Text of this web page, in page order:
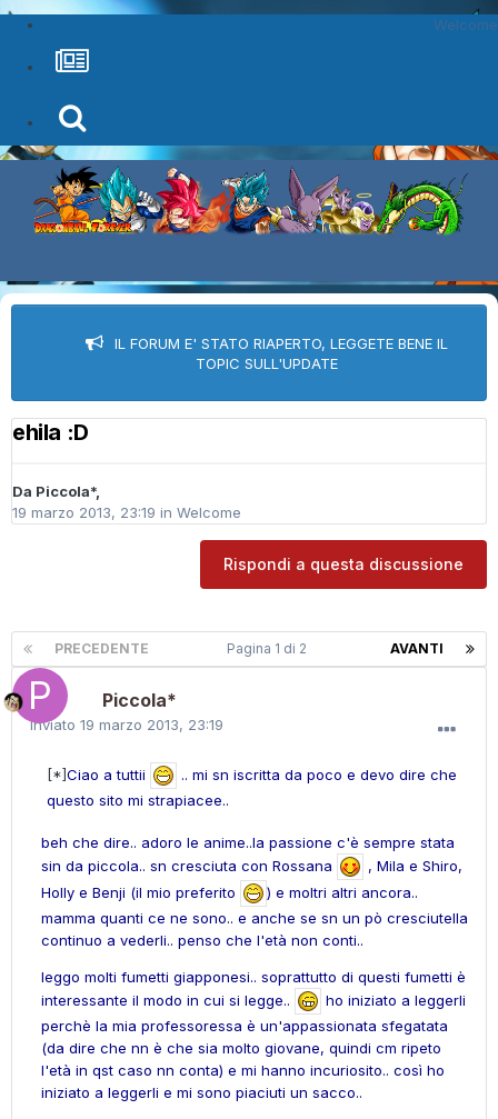
Welcome
IL FORUM E' STATO RIAPERTO, LEGGETE BENE IL
TOPIC SULL'UPDATE
ehila :D
Da Piccola*,
19 marzo 2013, 23:19 in Welcome
Rispondi a questa discussione
PRECEDENTE AVANTI
Pagina 1 di 2
Piccola*
Inviato 19 marzo 2013, 23:19
[*]Ciao a tuttii
.. mi sn iscritta da poco e devo dire che
questo sito mi strapiacee..
beh che dire.. adoro le anime..la passione c'è sempre stata
sin da piccola.. sn cresciuta con Rossana
, Mila e Shiro,
Holly e Benji (il mio preferito
) e moltri altri ancora..
mamma quanti ce ne sono.. e anche se sn un pò cresciutella
continuo a vederli.. penso che l'età non conti..
leggo molti fumetti giapponesi.. soprattutto di questi fumetti è
interessante il modo in cui si legge..
ho iniziato a leggerli
perchè la mia professoressa è un'appassionata sfegatata
(da dire che nn è che sia molto giovane, quindi cm ripeto
l'età in qst caso nn conta) e mi hanno incuriosito.. così ho
iniziato a leggerli e mi sono piaciuti un sacco..